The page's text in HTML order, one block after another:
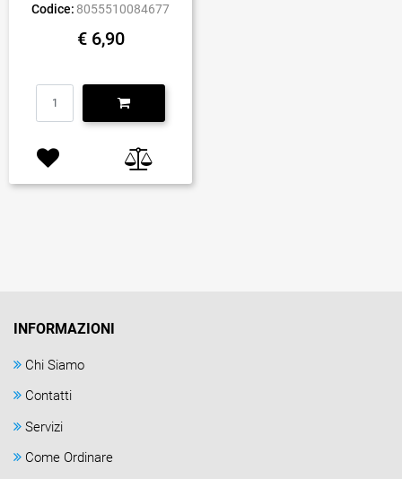
Codice: 8055510084677
€ 6,90
Quantità
INFORMAZIONI
Chi Siamo
Contatti
Servizi
Come Ordinare